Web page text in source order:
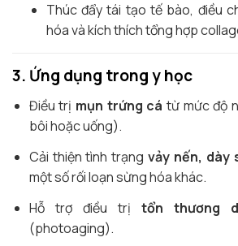
Thúc đẩy tái tạo tế bào, điều
hóa và kích thích tổng hợp
3. Ứng dụng trong y học
Điều trị mụn trứng cá từ mức độ
bôi hoặc uống).
Cải thiện tình trạngvảy nến, dày
một số rối loạn sừng hóa khác.
Hỗ trợ điều trị tổn thương
(photoaging).